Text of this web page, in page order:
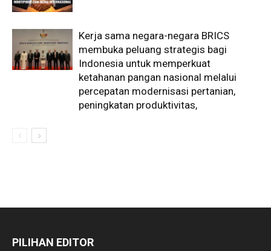
Kerja sama negara-negara BRICS
membuka peluang strategis bagi
Indonesia untuk memperkuat
ketahanan pangan nasional melalui
percepatan modernisasi pertanian,
peningkatan produktivitas,
PILIHAN EDITOR